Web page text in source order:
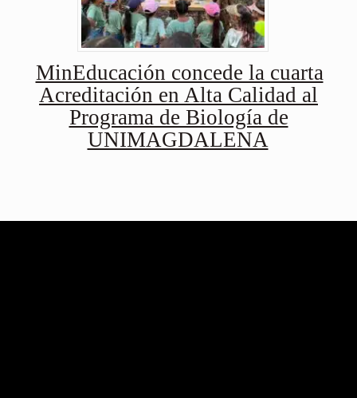
MinEducación concede la cuarta
Acreditación en Alta Calidad al
Programa de Biología de
UNIMAGDALENA